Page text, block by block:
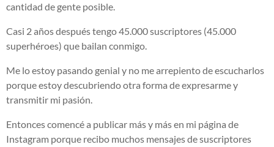
cantidad de gente posible.
Casi 2 años después tengo 45.000 suscriptores (45.000
superhéroes) que bailan conmigo.
Me lo estoy pasando genial y no me arrepiento de escucharlos
porque estoy descubriendo otra forma de expresarme y
transmitir mi pasión.
Entonces comencé a publicar más y más en mi página de
Instagram porque recibo muchos mensajes de suscriptores